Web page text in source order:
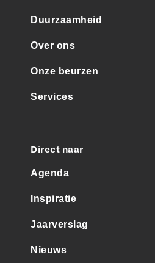
Duurzaamheid
Over ons
Onze beurzen
Services
Direct naar
Agenda
Inspiratie
Jaarverslag
Nieuws